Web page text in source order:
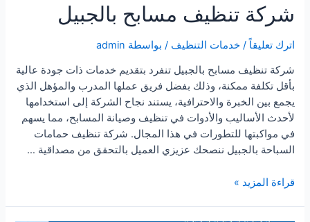
شركة تنظيف مسابح بالجبيل
اترك تعليقاً /خدمات التنظيف / بواسطة admin
شركة تنظيف مسابح بالجبيل تنفرد بتقديم خدمات ذات جودة عالية
بأقل تكلفة ممكنة، وذلك بفضل فريق عملها المدرب والمؤهل الذي
يجمع بين الخبرة والاحترافية، يستند نجاح الشركة إلى استخدامها
لأحدث الأساليب والأدوات في تنظيف وصيانة المسابح، مما يسهم
في مواكبتها للتطورات في هذا المجال. شركة تنظيف حمامات
السباحة بالجبيل ننصحك عزيزي العميل بالتحقق من مصداقية …
شركة
قراءة المزيد »